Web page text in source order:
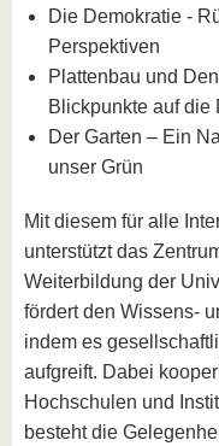
Die Demokratie -
Perspektiven
Plattenbau und
Blickpunkte auf die
Der Garten – Ein
unser Grün
Mit diesem für alle
unterstützt das
Weiterbildung der
fördert den Wissens-
indem es
aufgreift. Dabei
Hochschulen und
besteht die